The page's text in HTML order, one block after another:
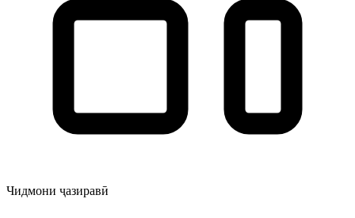
Чидмони ҷазиравӣ